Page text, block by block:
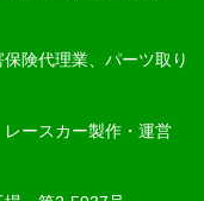
険代理業、パーツ取り
ースカー製作・運営